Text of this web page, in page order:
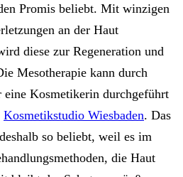
Promis beliebt. Mit winzigen
an der Haut
diese zur Regeneration und
Mesotherapie kann durch
eine Kosmetikerin durchgeführt
Kosmetikstudio Wiesbaden. Das
so beliebt, weil es im
die Haut